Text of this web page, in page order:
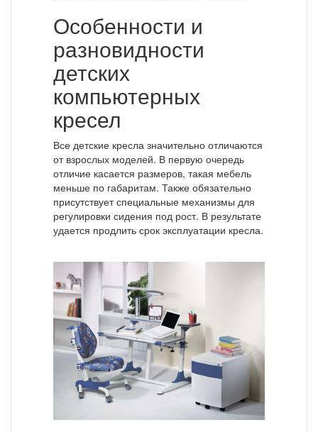
Особенности и
разновидности
детских
компьютерных
кресел
Все детские кресла значительно отличаются
от взрослых моделей. В первую очередь
отличие касается размеров, такая мебель
меньше по габаритам. Также обязательно
присутствует специальные механизмы для
регулировки сидения под рост. В результате
удается продлить срок эксплуатации кресла.